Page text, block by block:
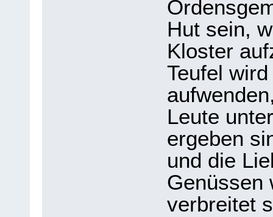
Hut sein,
Kloster
Teufel
Leute
ergeben
und die
Genüssen
verbreitet